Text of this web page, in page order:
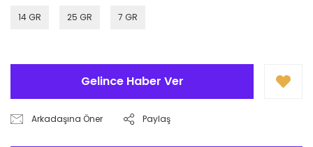
14 GR 25 GR 7 GR
Gelince Haber Ver
Arkadaşına Öner Paylaş